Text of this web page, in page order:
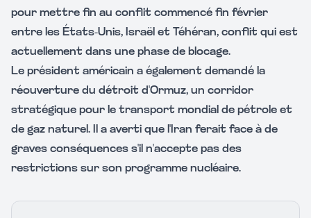
pour mettre fin au conflit commencé fin février
entre les États-Unis, Israël et Téhéran, conflit qui est
actuellement dans une phase de blocage.
Le président américain a également demandé la
réouverture du détroit d'Ormuz, un corridor
stratégique pour le transport mondial de pétrole et
de gaz naturel. Il a averti que l'Iran ferait face à de
graves conséquences s'il n'accepte pas des
restrictions sur son programme nucléaire.